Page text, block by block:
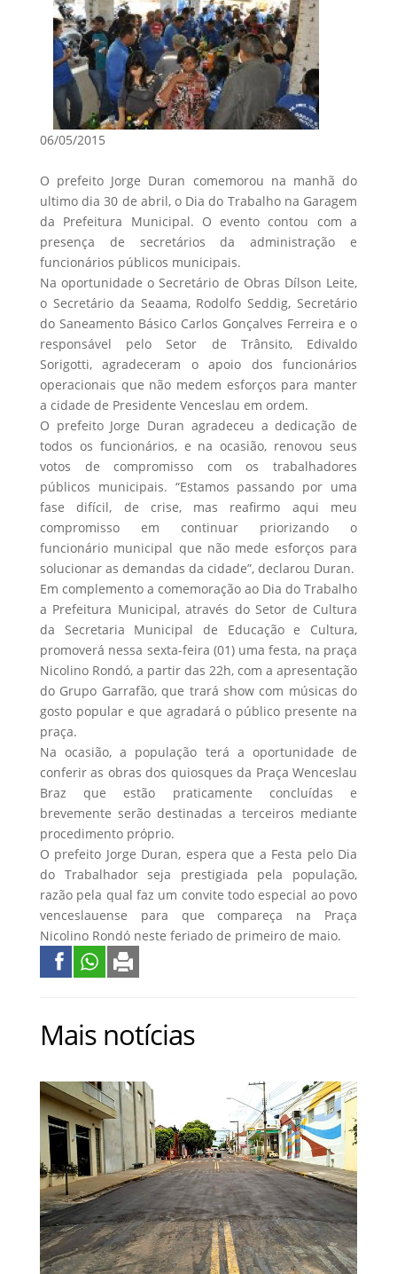
06/05/2015
O prefeito Jorge Duran comemorou na manhã do
ultimo dia 30 de abril, o Dia do Trabalho na Garagem
da Prefeitura Municipal. O evento contou com a
presença de secretários da administração e
funcionários públicos municipais.
Na oportunidade o Secretário de Obras Dílson Leite,
o Secretário da Seaama, Rodolfo Seddig, Secretário
do Saneamento Básico Carlos Gonçalves Ferreira e o
responsável pelo Setor de Trânsito, Edivaldo
Sorigotti, agradeceram o apoio dos funcionários
operacionais que não medem esforços para manter
a cidade de Presidente Venceslau em ordem.
O prefeito Jorge Duran agradeceu a dedicação de
todos os funcionários, e na ocasião, renovou seus
votos de compromisso com os trabalhadores
públicos municipais. “Estamos passando por uma
fase difícil, de crise, mas reafirmo aqui meu
compromisso em continuar priorizando o
funcionário municipal que não mede esforços para
solucionar as demandas da cidade”, declarou Duran.
Em complemento a comemoração ao Dia do Trabalho
a Prefeitura Municipal, através do Setor de Cultura
da Secretaria Municipal de Educação e Cultura,
promoverá nessa sexta-feira (01) uma festa, na praça
Nicolino Rondó, a partir das 22h, com a apresentação
do Grupo Garrafão, que trará show com músicas do
gosto popular e que agradará o público presente na
praça.
Na ocasião, a população terá a oportunidade de
conferir as obras dos quiosques da Praça Wenceslau
Braz que estão praticamente concluídas e
brevemente serão destinadas a terceiros mediante
procedimento próprio.
O prefeito Jorge Duran, espera que a Festa pelo Dia
do Trabalhador seja prestigiada pela população,
razão pela qual faz um convite todo especial ao povo
venceslauense para que compareça na Praça
Nicolino Rondó neste feriado de primeiro de maio.
Mais notícias